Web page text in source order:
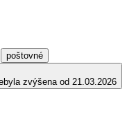
poštovné
zvýšena od 21.03.2026